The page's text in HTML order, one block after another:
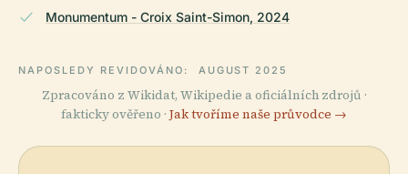
Monumentum - Croix Saint-Simon, 2024
NAPOSLEDY REVIDOVÁNO: AUGUST 2025
Zpracováno z Wikidat, Wikipedie a oficiálních zdrojů ·
fakticky ověřeno · Jak tvoříme naše průvodce →